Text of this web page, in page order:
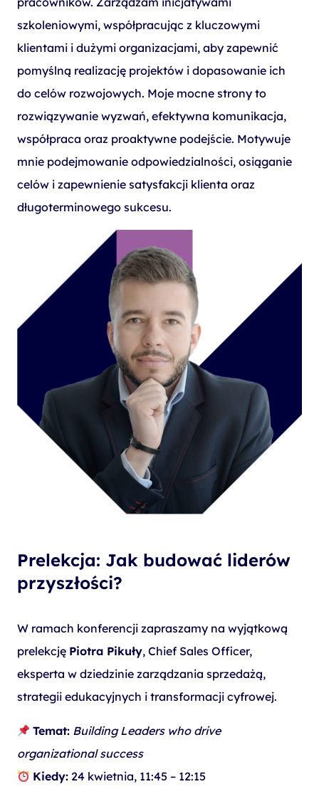
szkoleniowymi, współpracując z kluczowymi
klientami i dużymi organizacjami, aby zapewnić
pomyślną realizację projektów i dopasowanie ich
do celów rozwojowych. Moje mocne strony to
rozwiązywanie wyzwań, efektywna komunikacja,
współpraca oraz proaktywne podejście. Motywuje
mnie podejmowanie odpowiedzialności, osiąganie
celów i zapewnienie satysfakcji klienta oraz
długoterminowego sukcesu.
Prelekcja: Jak budować liderów
przyszłości?
W ramach konferencji zapraszamy na wyjątkową
prelekcję Piotra Pikuły, Chief Sales Officer,
eksperta w dziedzinie zarządzania sprzedażą,
strategii edukacyjnych i transformacji cyfrowej.
Temat: Building Leaders who drive
organizational success
Kiedy: 24 kwietnia, 11:45 – 12:15